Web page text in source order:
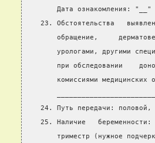
Дата ознакомления: "__"
23. Обстоятельства
обращение,
урологами, другими
при обследовании
комиссиями медицинских
24. Путь передачи: половой,
25. Наличие
триместр (нужное